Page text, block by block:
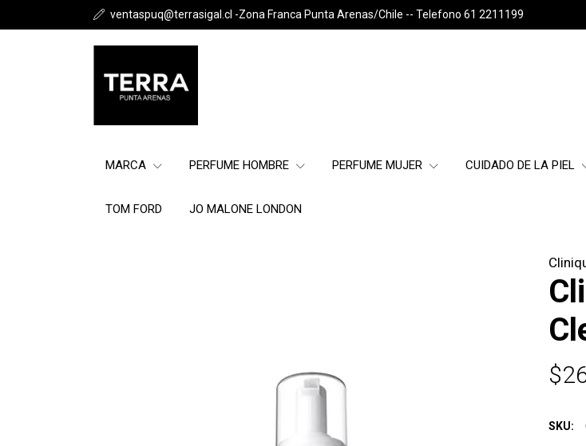
ventaspuq@terrasigal.cl -Zona Franca Punta Arenas/Chile -- Telefono 61 2211199
MARCA PERFUME HOMBRE PERFUME MUJER CUIDADO DE LA PIEL
TOM FORD JO MALONE LONDON
SKU: